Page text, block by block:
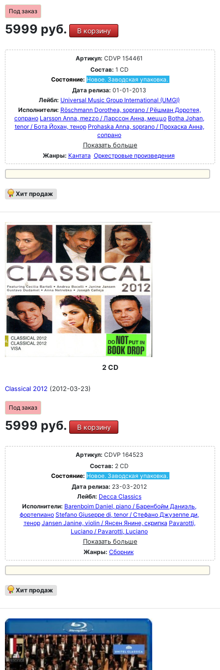
Под заказ
5999 руб. В корзину
Артикул: CDVP 154461
Состав: 1 CD
Состояние: Новое. Заводская упаковка.
Дата релиза: 01-01-2013
Лейбл: Universal Music Group International (UMGI)
Исполнители: Röschmann Dorothea, soprano / Рёшман Доротея,
сопрано Larsson Anna, mezzo / Ларссон Анна, меццо Botha Johan,
tenor / Бота Йохан, тенор Prohaska Anna, soprano / Прохаска Анна,
сопрано
Показать больше
Жанры: Кантата Оркестровые произведения
Хит продаж
2 CD
Classical 2012 (2012-03-23)
Под заказ
5999 руб. В корзину
Артикул: CDVP 164523
Состав: 2 CD
Состояние: Новое. Заводская упаковка.
Дата релиза: 23-03-2012
Лейбл: Decca Classics
Исполнители: Barenboim Daniel, piano / Баренбойм Даниэль,
фортепиано Stefano Giuseppe di, tenor / Стефано Джузеппе ди,
тенор Jansen Janine, violin / Янсен Янине, скрипка Pavarotti,
Luciano / Pavarotti, Luciano
Показать больше
Жанры: Сборник
Хит продаж